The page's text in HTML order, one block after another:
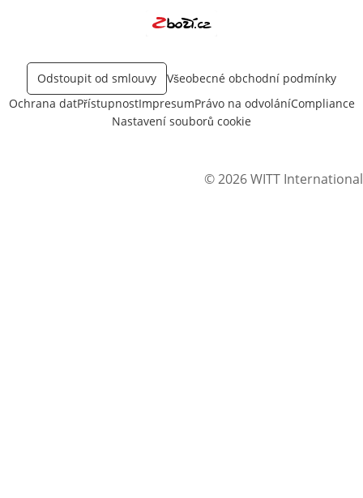
Odstoupit od smlouvy
Všeobecné obchodní podmínky
Ochrana datPřístupnostImpresumPrávo na odvoláníCompliance
Nastavení souborů cookie
© 2026 WITT International